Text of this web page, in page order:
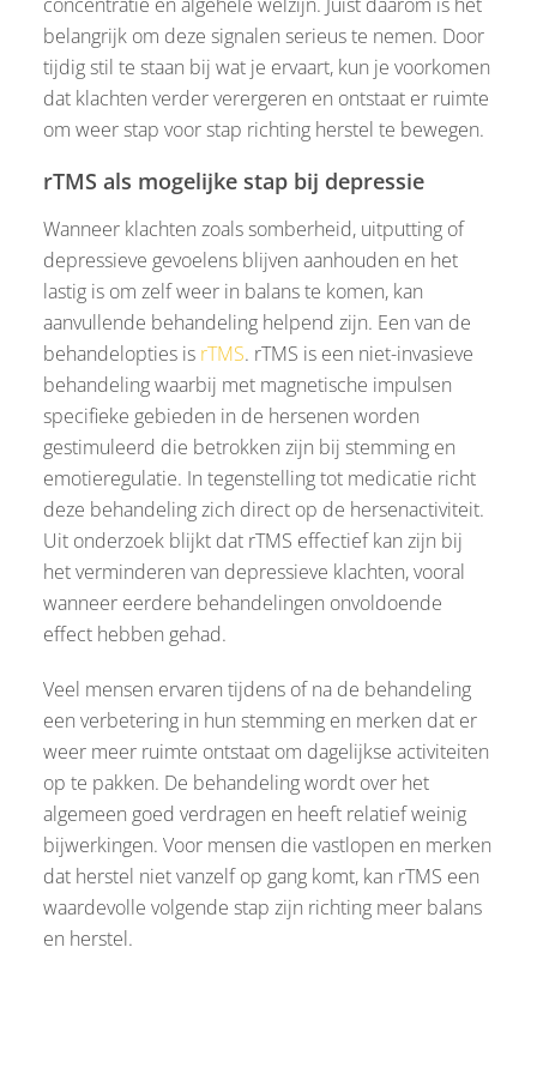
belangrijk om deze signalen serieus te nemen. Door
tijdig stil te staan bij wat je ervaart, kun je voorkomen
dat klachten verder verergeren en ontstaat er ruimte
om weer stap voor stap richting herstel te bewegen.
rTMS als mogelijke stap bij depressie
Wanneer klachten zoals somberheid, uitputting of
depressieve gevoelens blijven aanhouden en het
lastig is om zelf weer in balans te komen, kan
aanvullende behandeling helpend zijn. Een van de
behandelopties is rTMS. rTMS is een niet-invasieve
behandeling waarbij met magnetische impulsen
specifieke gebieden in de hersenen worden
gestimuleerd die betrokken zijn bij stemming en
emotieregulatie. In tegenstelling tot medicatie richt
deze behandeling zich direct op de hersenactiviteit.
Uit onderzoek blijkt dat rTMS effectief kan zijn bij
het verminderen van depressieve klachten, vooral
wanneer eerdere behandelingen onvoldoende
effect hebben gehad.
Veel mensen ervaren tijdens of na de behandeling
een verbetering in hun stemming en merken dat er
weer meer ruimte ontstaat om dagelijkse activiteiten
op te pakken. De behandeling wordt over het
algemeen goed verdragen en heeft relatief weinig
bijwerkingen. Voor mensen die vastlopen en merken
dat herstel niet vanzelf op gang komt, kan rTMS een
waardevolle volgende stap zijn richting meer balans
en herstel.